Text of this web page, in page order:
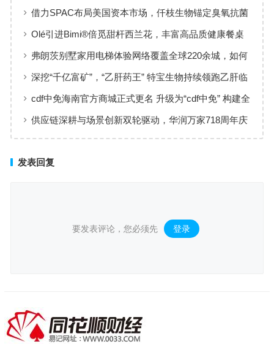
工薪族借钱选择指南
借力SPAC布局美国资本市场，仟枝生物锚定臭氧抗菌
黄金赛道
Olé引进Bimi®倍觅甜杆西兰花，丰富高品质健康餐桌
新选择
弗朗茨别墅家用电梯体验网络覆盖全球220余城，如何
实现高效服务响应
深挖“千亿富矿”，“乙肝药王” 特宝生物持续领跑乙肝临
床治愈
cdf中免海南官方商城正式更名 升级为“cdf中免” 构建全
场景购物生态
供应链深耕与场景创新双轮驱动，华润万家718周年庆
发表回复
要发表评论，您必须先 登录 。